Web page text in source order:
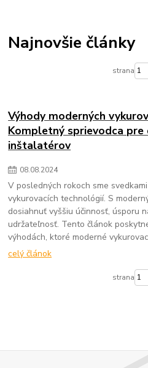
mechanické filtre pre domácnosť
zdravie
Najnovšie články
strana
Výhody moderných
Kompletný sprievodca pre
inštalatérov
08.08.2024
V posledných rokoch sme
vykurovacích technológií. S
dosiahnuť vyššiu účinnosť, úsporu
udržateľnosť. Tento článok
výhodách, ktoré moderné
celý článok
strana